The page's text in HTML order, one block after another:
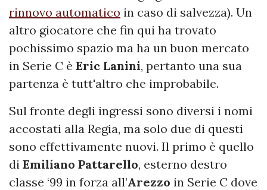
rinnovo automatico in caso di salvezza). Un
altro giocatore che fin qui ha trovato
pochissimo spazio ma ha un buon mercato
in Serie C è Eric Lanini, pertanto una sua
partenza è tutt'altro che improbabile.
Sul fronte degli ingressi sono diversi i nomi
accostati alla Regia, ma solo due di questi
sono effettivamente nuovi. Il primo è quello
di Emiliano Pattarello, esterno destro
classe ‘99 in forza all’Arezzo in Serie C dove